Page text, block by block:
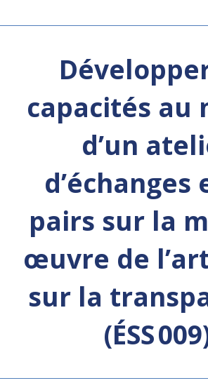
capacités au
d’un
d’échanges
pairs sur la
œuvre de
sur la
(ÉSS